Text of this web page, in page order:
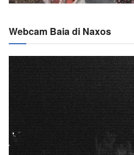
Webcam Baia di Naxos